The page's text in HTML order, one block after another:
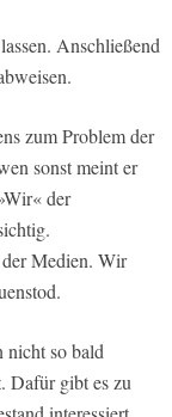
Anschließend
zum Problem der
sonst meint er
der
der Medien. Wir
nicht so bald
Dafür gibt es zu